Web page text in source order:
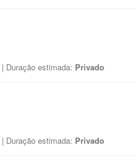
| Duração estimada: Privado
| Duração estimada: Privado